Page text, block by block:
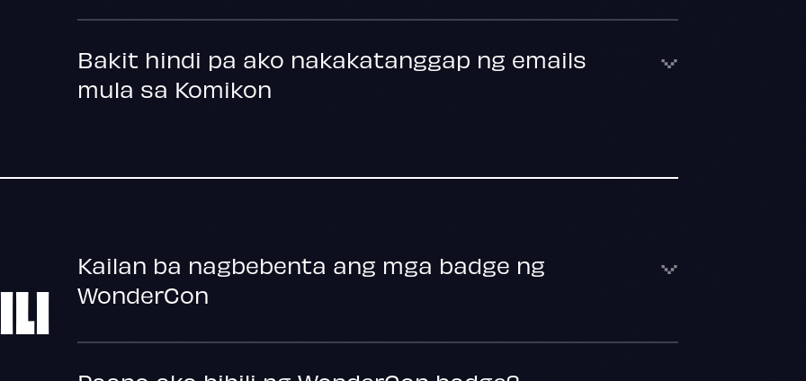
Bakit hindi pa ako nakakatanggap ng emails
mula sa Komikon
Kailan ba nagbebenta ang mga badge ng
WonderCon